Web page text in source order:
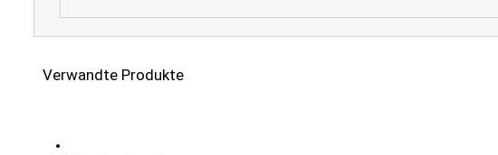
Verwandte Produkte